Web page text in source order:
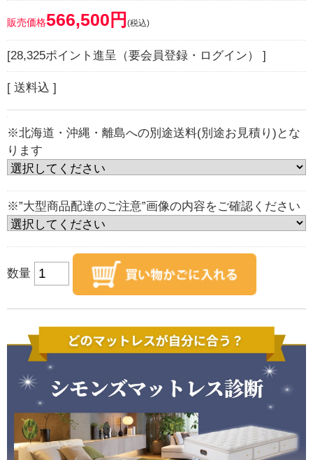
販売価格566,500円 (税込)
[28,325ポイント進呈（要会員登録・ログイン） ]
[ 送料込 ]
※北海道・沖縄・離島への別途送料(別途お見積り)とな
ります
※”大型商品配達のご注意”画像の内容をご確認ください
数量